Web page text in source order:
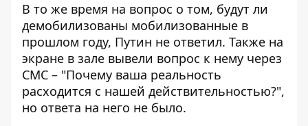
В то же время на вопрос о том, будут ли
демобилизованы мобилизованные в
прошлом году, Путин не ответил. Также на
экране в зале вывели вопрос к нему через
СМС – "Почему ваша реальность
расходится с нашей действительностью?",
но ответа на него не было.